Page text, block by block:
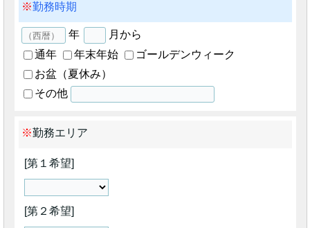
勤務時期
年
月から
通年
年末年始
ゴールデンウィーク
お盆（夏休み）
その他
勤務エリア
第１希望
第２希望